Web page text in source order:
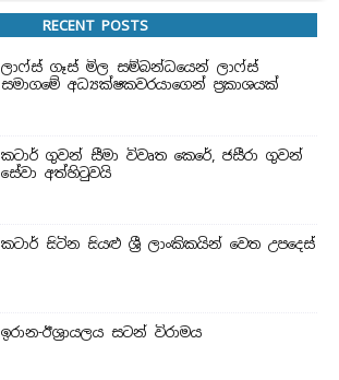
RECENT POSTS
ලාෆ්ස් ගෑස් මිල සම්බන්ධයෙන් ලාෆ්ස්
සමාගමේ අධ්‍යක්ෂකවරයාගෙන් ප්‍රකාශයක්
කටාර් ගුවන් සීමා විවෘත කෙරේ, ජසීරා ගුවන්
සේවා අත්හි‍ටුවයි
කටාර් සිටින සියළු ශ්‍රී ලාංකිකයින් වෙත උපදෙස්
ඉරාන-ඊශ්‍රායලය සටන් විරාමය